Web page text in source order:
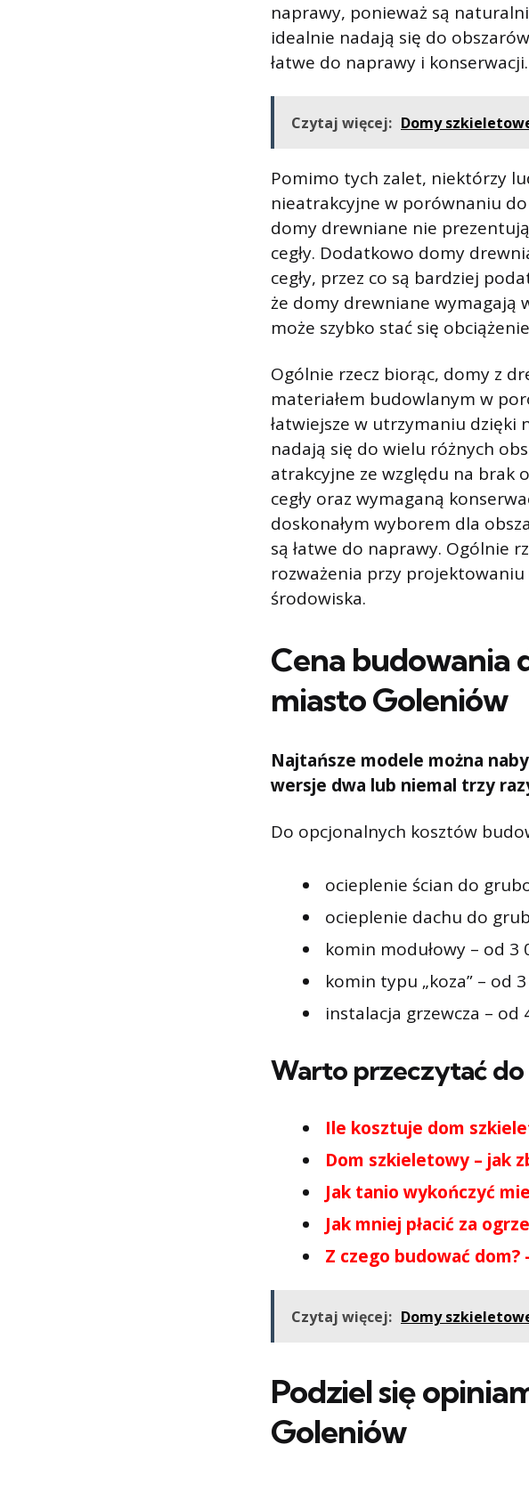
naprawy, ponieważ są
idealnie nadają się do
łatwe do naprawy i konserwacji.
Czytaj więcej: Domy
Pomimo tych zalet, niektórzy
nieatrakcyjne w porównaniu
domy drewniane nie
cegły. Dodatkowo domy
cegły, przez co są bardziej
że domy drewniane wymagają
może szybko stać się
Ogólnie rzecz biorąc, domy z
materiałem budowlanym w
łatwiejsze w utrzymaniu
nadają się do wielu różnych
atrakcyjne ze względu na brak
cegły oraz wymaganą
doskonałym wyborem dla
są łatwe do naprawy. Ogólnie
rozważenia przy
środowiska.
Cena budowania
miasto Goleniów
Najtańsze modele można
wersje dwa lub niemal trzy
Do opcjonalnych kosztów
ocieplenie ścian do
ocieplenie dachu do
komin modułowy – od 3
komin typu „koza” – od 3
instalacja grzewcza – od
Warto przeczytać
Ile kosztuje dom
Dom szkieletowy – jak
Jak tanio wykończyć
Jak mniej płacić za
Z czego budować
Czytaj więcej: Domy
Podziel się
Goleniów